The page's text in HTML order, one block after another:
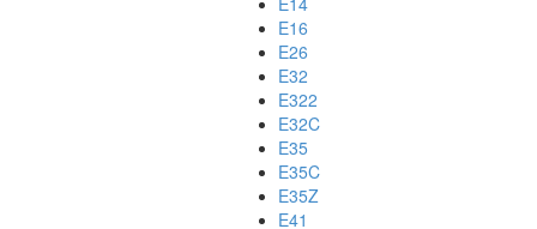
E16
E26
E32
E322
E32C
E35
E35C
E35Z
E41